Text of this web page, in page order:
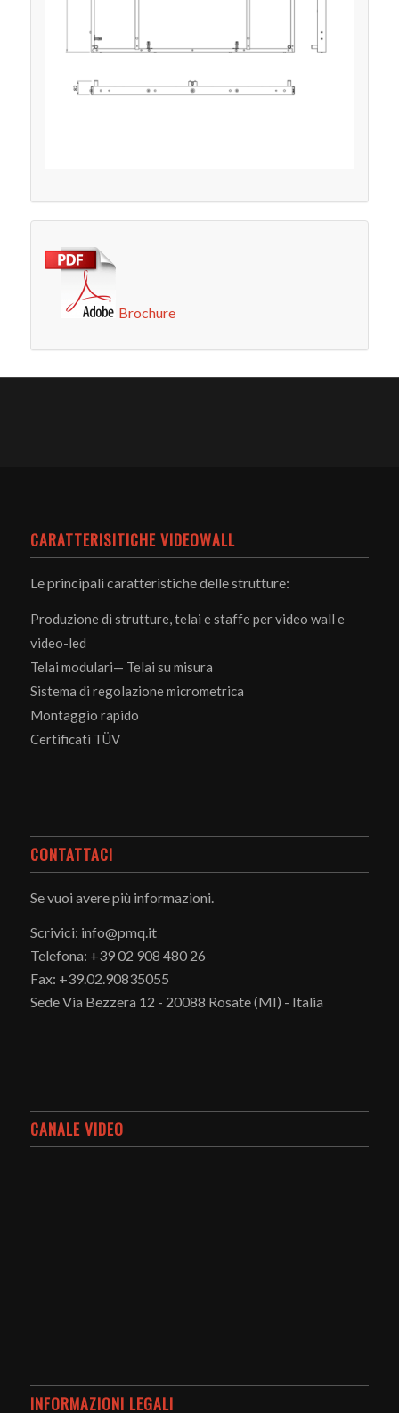
Brochure
CARATTERISITICHE VIDEOWALL
Le principali caratteristiche delle strutture:
Produzione di strutture, telai e staffe per video wall e
video-led
Telai modulari— Telai su misura
Sistema di regolazione micrometrica
Montaggio rapido
Certificati TÜV
CONTATTACI
Se vuoi avere più informazioni.
Scrivici: info@pmq.it
Telefona: +39 02 908 480 26
Fax: +39.02.90835055
Sede Via Bezzera 12 - 20088 Rosate (MI) - Italia
CANALE VIDEO
INFORMAZIONI LEGALI